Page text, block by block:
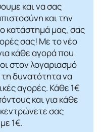
και να σας
και την
κατάστημά μας, σας
σας! Mε το νέο
κάθε αγορά που
στον λογαριασμό
δυνατότητα να
αγορές. Κάθε 1€
και για κάθε
σας
1€.